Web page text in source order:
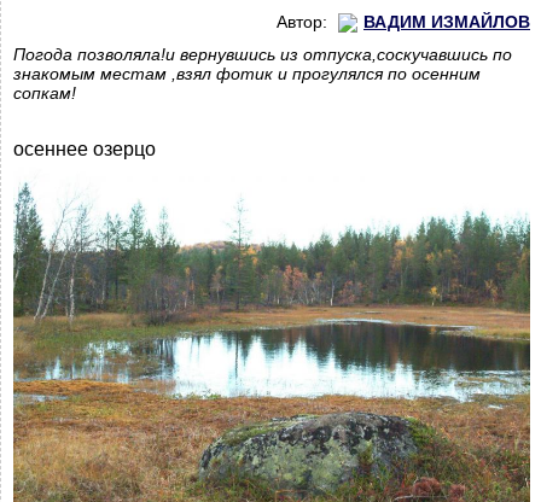
Автор:
ВАДИМ ИЗМАЙЛОВ
Погода позволяла!и вернувшись из отпуска,соскучавшись по
знакомым местам ,взял фотик и прогулялся по осенним
сопкам!
осеннее озерцо